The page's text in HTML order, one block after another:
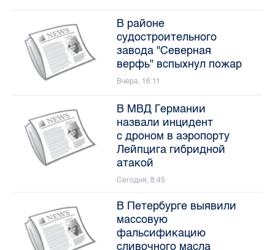
верфь" вспыхнул пожар
Вчера, 16:11
В МВД Германии
назвали инцидент
с дроном в аэропорту
Лейпцига гибридной
атакой
Сегодня, 8:45
В Петербурге выявили
фальсификацию
сливочного масла
Сегодня, 8:39
Петербург попал в